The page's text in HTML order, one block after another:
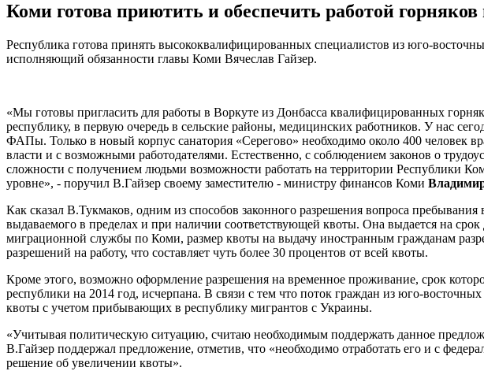
Коми готова приютить и обеспечить работой
Республика готова принять высококвалифицированных специалистов из юго-
исполняющий обязанности главы Коми Вячеслав Гайзер.
«Мы готовы пригласить для работы в Воркуте из Донбасса квалифицированных
республику, в первую очередь в сельские районы, медицинских работников. У нас
ФАПы. Только в новый корпус санатория «Серегово» необходимо около 400 человек
власти и с возможными работодателями. Естественно, с соблюдением законов о
сложности с получением людьми возможности работать на территории Республики
уровне», - поручил В.Гайзер своему заместителю - министру финансов Коми
Как сказал В.Тукмаков, одним из способов законного разрешения вопроса
выдаваемого в пределах и при наличии соответствующей квоты. Она выдается на
миграционной службы по Коми, размер квоты на выдачу иностранным гражданам
разрешений на работу, что составляет чуть более 30 процентов от всей квоты.
Кроме этого, возможно оформление разрешения на временное проживание, срок
республики на 2014 год, исчерпана. В связи с тем что поток граждан из юго-
квоты с учетом прибывающих в республику мигрантов с Украины.
«Учитывая политическую ситуацию, считаю необходимым поддержать данное
В.Гайзер поддержал предложение, отметив, что «необходимо отработать его и с
решение об увеличении квоты».